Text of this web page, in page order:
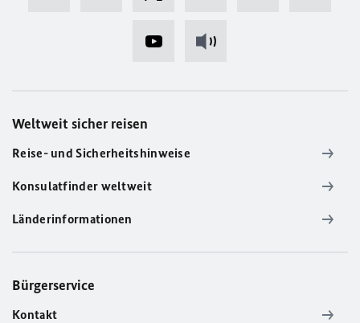
Weltweit sicher reisen
Reise- und Sicherheitshinweise
Konsulatfinder weltweit
Länderinformationen
Bürgerservice
Kontakt